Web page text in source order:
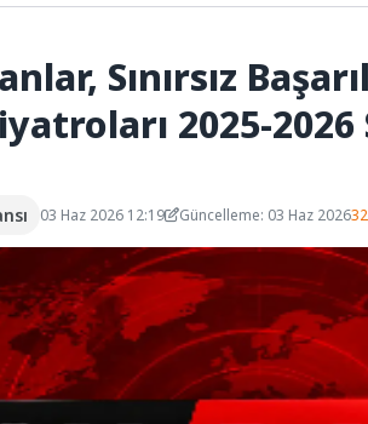
Sınırsız
2025-
03 Haz 2026 12:19 Güncelleme: 03 Haz 2026